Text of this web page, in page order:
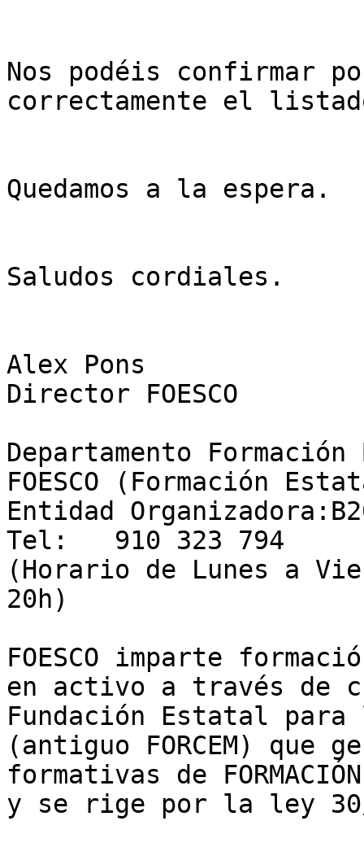
Nos podéis confirmar
correctamente el
Quedamos a la espera.
Saludos cordiales.
Alex Pons
Director FOESCO
Departamento
FOESCO (Formación
Entidad
Tel:   910 323 794
(Horario de Lunes a
20h)
FOESCO imparte
en activo a través de
Fundación Estatal para
(antiguo FORCEM) que
formativas de
y se rige por la ley 30/